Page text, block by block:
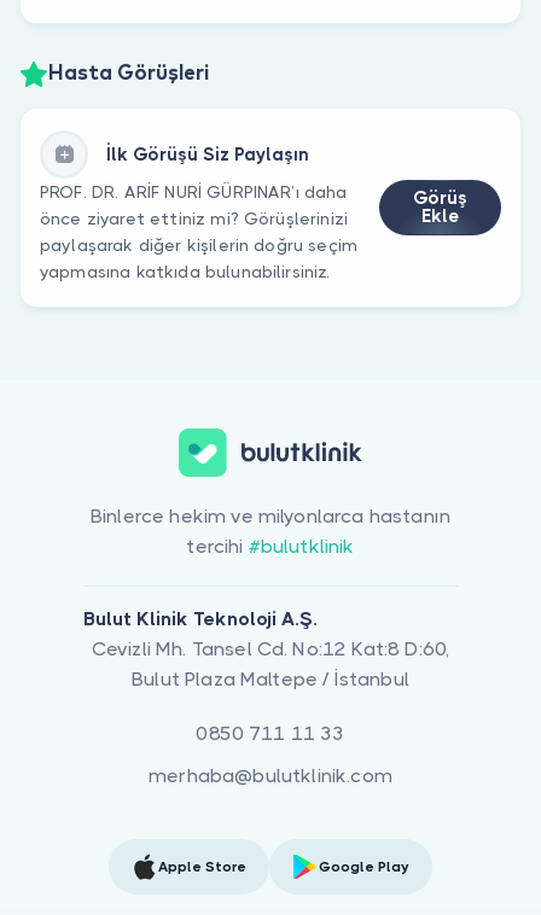
Hasta Görüşleri
İlk Görüşü Siz Paylaşın
PROF. DR. ARİF NURİ GÜRPINAR’ı daha
önce ziyaret ettiniz mi? Görüşlerinizi
paylaşarak diğer kişilerin doğru seçim
yapmasına katkıda bulunabilirsiniz.
Görüş
Ekle
Binlerce hekim ve milyonlarca hastanın
tercihi #bulutklinik
Bulut Klinik Teknoloji A.Ş.
Cevizli Mh. Tansel Cd. No:12 Kat:8 D:60,
Bulut Plaza Maltepe / İstanbul
0850 711 11 33
merhaba@bulutklinik.com
Apple Store Google Play